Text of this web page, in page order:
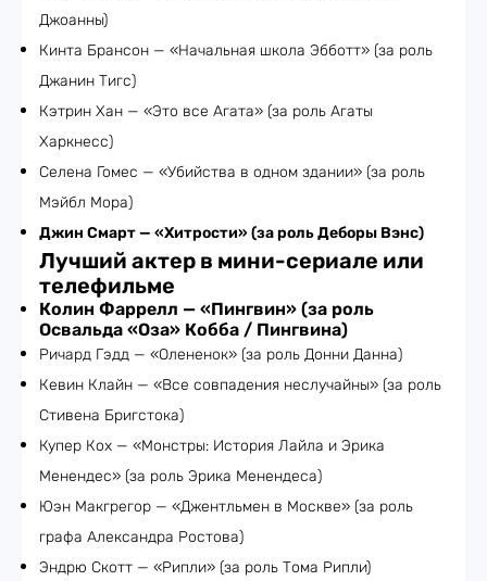
Джоанны)
Кинта Брансон — «Начальная школа Эбботт» (за роль
Джанин Тигс)
Кэтрин Хан — «Это все Агата» (за роль Агаты
Харкнесс)
Селена Гомес — «Убийства в одном здании» (за роль
Мэйбл Мора)
Джин Смарт — «Хитрости» (за роль Деборы Вэнс)
Лучший актер в мини-сериале или
телефильме
Колин Фаррелл — «Пингвин» (за роль
Освальда «Оза» Кобба / Пингвина)
Ричард Гэдд — «Олененок» (за роль Донни Данна)
Кевин Клайн — «Все совпадения неслучайны» (за роль
Стивена Бригстока)
Купер Кох — «Монстры: История Лайла и Эрика
Менендес» (за роль Эрика Менендеса)
Юэн Макгрегор — «Джентльмен в Москве» (за роль
графа Александра Ростова)
Эндрю Скотт — «Рипли» (за роль Тома Рипли)